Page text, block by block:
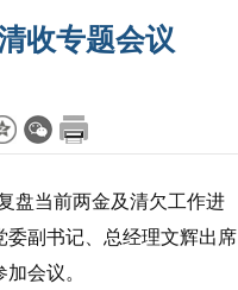
收专题会议
盘当前两金及清欠工作进
委副书记、总经理文辉出席
会议。